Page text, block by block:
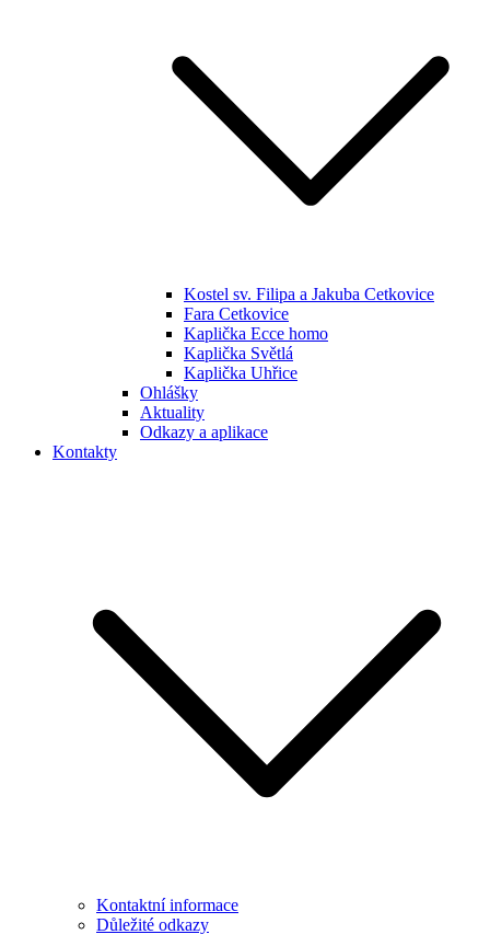
Kostel sv. Filipa a Jakuba Cetkovice
Fara Cetkovice
Kaplička Ecce homo
Kaplička Světlá
Kaplička Uhřice
Ohlášky
Aktuality
Odkazy a aplikace
Kontakty
Kontaktní informace
Důležité odkazy